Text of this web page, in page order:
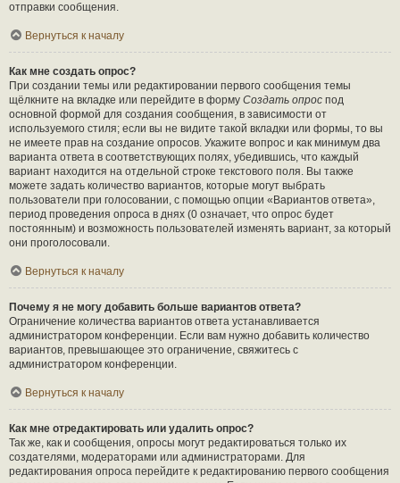
отправки сообщения.
Вернуться к началу
Как мне создать опрос?
При создании темы или редактировании первого сообщения темы
щёлкните на вкладке или перейдите в форму Создать опрос под
основной формой для создания сообщения, в зависимости от
используемого стиля; если вы не видите такой вкладки или формы, то вы
не имеете прав на создание опросов. Укажите вопрос и как минимум два
варианта ответа в соответствующих полях, убедившись, что каждый
вариант находится на отдельной строке текстового поля. Вы также
можете задать количество вариантов, которые могут выбрать
пользователи при голосовании, с помощью опции «Вариантов ответа»,
период проведения опроса в днях (0 означает, что опрос будет
постоянным) и возможность пользователей изменять вариант, за который
они проголосовали.
Вернуться к началу
Почему я не могу добавить больше вариантов ответа?
Ограничение количества вариантов ответа устанавливается
администратором конференции. Если вам нужно добавить количество
вариантов, превышающее это ограничение, свяжитесь с
администратором конференции.
Вернуться к началу
Как мне отредактировать или удалить опрос?
Так же, как и сообщения, опросы могут редактироваться только их
создателями, модераторами или администраторами. Для
редактирования опроса перейдите к редактированию первого сообщения